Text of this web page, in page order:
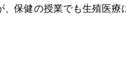
保健の授業でも生殖医